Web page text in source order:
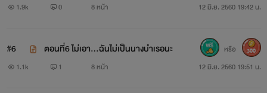
ทิพย์วารีย์ สงบเงียบ
1.9k 0 8 หน้า 12 มิ.ย. 2560 19:42 น.
#6 ตอนที่6 ไม่เอา...ฉันไม่เป็นนางบำเรอนะ
1.1k 1 8 หน้า 12 มิ.ย. 2560 19:51 น.
หรือ 300